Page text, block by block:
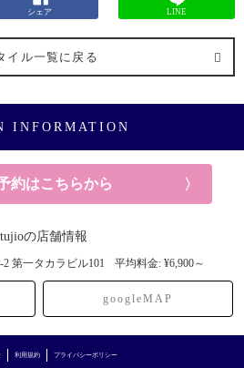
シェア LINE
イル一覧に戻る
INFORMATION
約はこちらから
の店舗情報
2 第一タカラビル101 平均料金: ¥6,900～
googleMAP
利用規約 プライバシーポリシー